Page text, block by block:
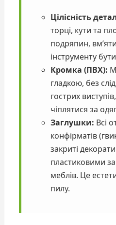
Цілісність
торці, кути та
подряпин,
інструменту
Кромка (ПВХ):
гладкою, без
гострих
чіплятися за
Заглушки: Всі
конфірматів
закриті
пластиковими
меблів. Це
пилу.